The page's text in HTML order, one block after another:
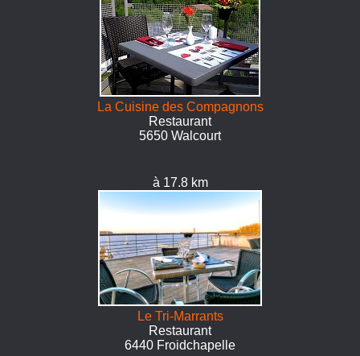
La Cuisine des Compagnons
Restaurant
5650 Walcourt
à 17.8 km
Le Tri-Marrants
Restaurant
6440 Froidchapelle